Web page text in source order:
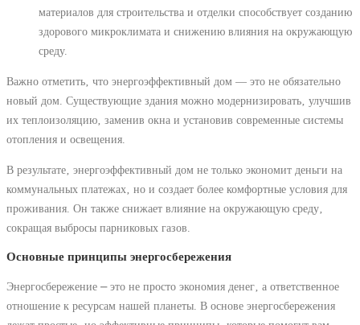
материалов для строительства и отделки способствует созданию
здорового микроклимата и снижению влияния на окружающую
среду.
Важно отметить‚ что энергоэффективный дом — это не обязательно
новый дом. Существующие здания можно модернизировать‚ улучшив
их теплоизоляцию‚ заменив окна и установив современные системы
отопления и освещения.
В результате‚ энергоэффективный дом не только экономит деньги на
коммунальных платежах‚ но и создает более комфортные условия для
проживания. Он также снижает влияние на окружающую среду‚
сокращая выбросы парниковых газов.
Основные принципы энергосбережения
Энергосбережение ⎼ это не просто экономия денег‚ а ответственное
отношение к ресурсам нашей планеты. В основе энергосбережения